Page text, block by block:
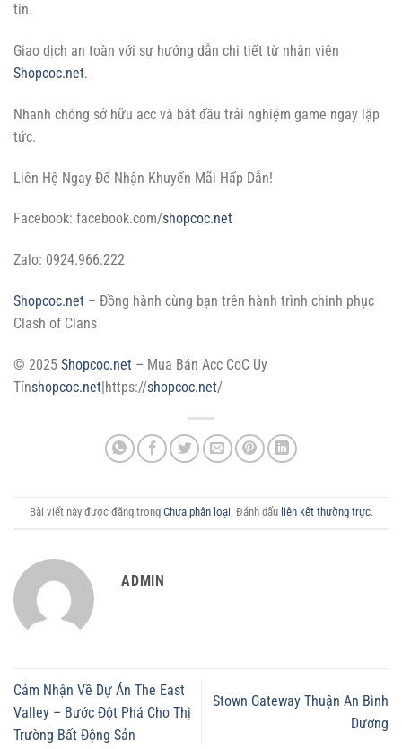
tin.
Giao dịch an toàn với sự hướng dẫn chi tiết từ nhân viên
Shopcoc.net.
Nhanh chóng sở hữu acc và bắt đầu trải nghiệm game ngay lập
tức.
Liên Hệ Ngay Để Nhận Khuyến Mãi Hấp Dẫn!
Facebook: facebook.com/shopcoc.net
Zalo: 0924.966.222
Shopcoc.net – Đồng hành cùng bạn trên hành trình chinh phục
Clash of Clans
© 2025 Shopcoc.net – Mua Bán Acc CoC Uy
Tínshopcoc.net|https://shopcoc.net/
Bài viết này được đăng trong Chưa phân loại. Đánh dấu liên kết thường trực.
ADMIN
Cảm Nhận Về Dự Án The East
Valley – Bước Đột Phá Cho Thị
Trường Bất Động Sản
Stown Gateway Thuận An Bình
Dương